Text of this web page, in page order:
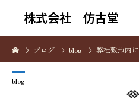
株式会社 仿古堂
ブログ blog 弊社敷地内
blog